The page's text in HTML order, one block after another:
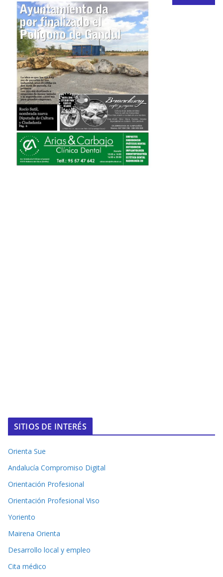
SITIOS DE INTERÉS
Orienta Sue
Andalucía Compromiso Digital
Orientación Profesional
Orientación Profesional Viso
Yoriento
Mairena Orienta
Desarrollo local y empleo
Cita médico